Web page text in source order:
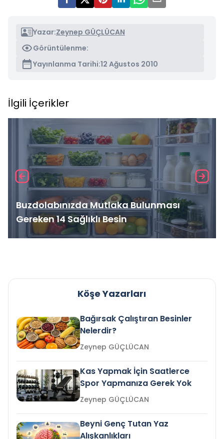
Yazar:Zeynep GÜÇLÜCAN
Görüntülenme:
Yayınlanma Tarihi:12 Ağustos 2010
İlgili İçerikler
Buzdolabınızda Mutlaka Bulunması
Gereken 14 Sağlıklı Besin
Köşe Yazarları
Bağırsak Çalıştıran Besinler
Nelerdir?
Zeynep GÜÇLÜCAN
Kas Yapmak İçin Saatlerce
Spor Yapmanıza Gerek Yok
Zeynep GÜÇLÜCAN
Beyni Genç Tutan Yaz
Alışkanlıkları